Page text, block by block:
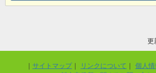
更
サイトマップ リンクについて
個人